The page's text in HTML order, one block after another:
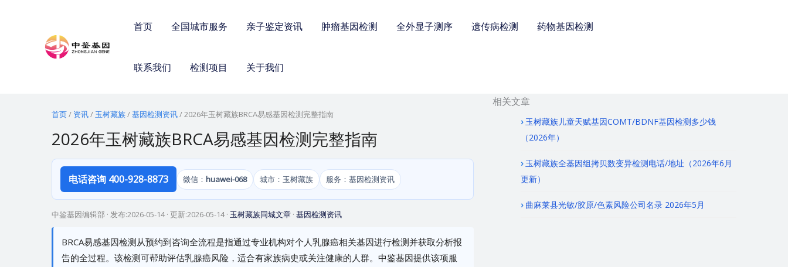
首页 全国城市服务 亲子鉴定资讯 肿瘤基因检测 全外显子测序 遗传病检测 药物基因检测
联系我们 检测项目 关于我们
首页/ 资讯/ 玉树藏族/基因检测资讯/2026年玉树藏族BRCA易感基因检测完整指南
2026年玉树藏族BRCA易感基因检测完整指南
电话咨询 400-928-8873 微信： huawei-068 城市：玉树藏族 服务：基因检测资讯
中鉴基因编辑部 · 发布:2026-05-14· 更新:2026-05-14· 玉树藏族同城文章 · 基因检测资讯
BRCA易感基因检测从预约到咨询全流程是指通过专业机构对个人乳腺癌相关基因进行检测并获取分析报
告的全过程。该检测可帮助评估乳腺癌风险，适合有家族病史或关注健康的人群。中鉴基因提供该项服
相关文章
玉树藏族儿童天赋基因COMT/BDNF基因检测多少钱
（2026年）
玉树藏族全基因组拷贝数变异检测电话/地址（2026年6月
更新）
曲麻莱县光敏/胶原/色素风险公司名录 2026年5月